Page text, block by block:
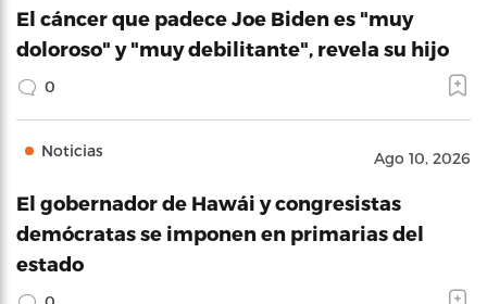
El cáncer que padece Joe Biden es "muy
doloroso" y "muy debilitante", revela su hijo
0
Noticias Ago 10, 2026
El gobernador de Hawái y congresistas
demócratas se imponen en primarias del
estado